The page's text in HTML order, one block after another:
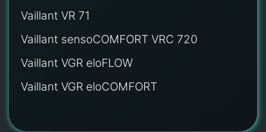
Vaillant VR 71
Vaillant sensoCOMFORT VRC 720
Vaillant VGR eloFLOW
Vaillant VGR eloCOMFORT